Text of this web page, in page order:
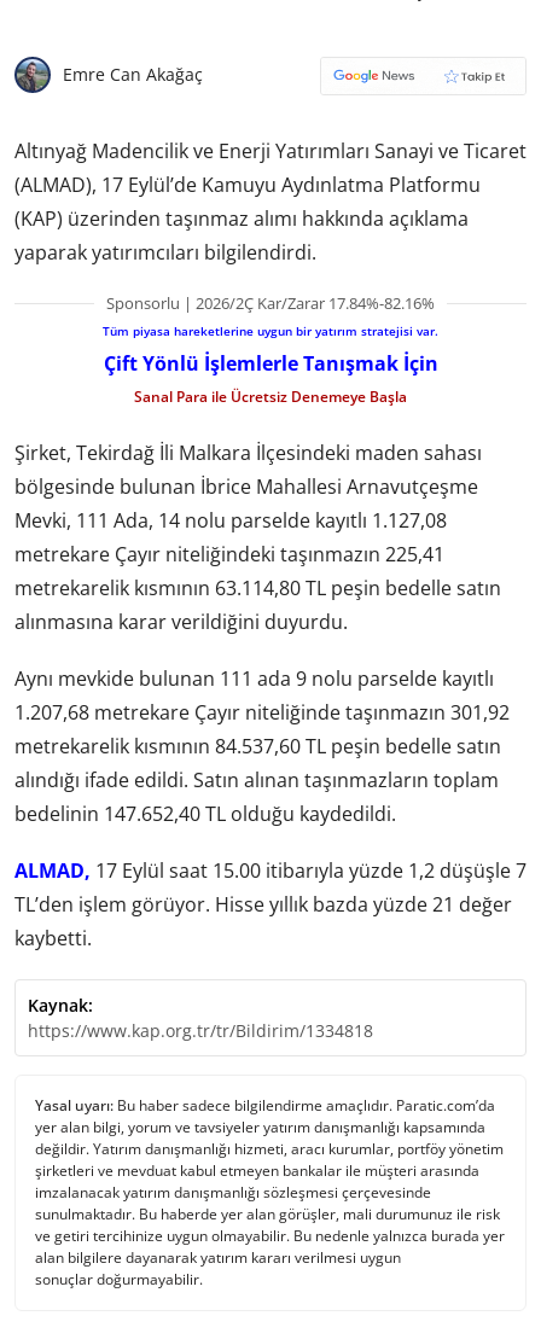
Emre Can Akağaç
Altınyağ Madencilik ve Enerji Yatırımları Sanayi ve Ticaret
(ALMAD), 17 Eylül’de Kamuyu Aydınlatma Platformu
(KAP) üzerinden taşınmaz alımı hakkında açıklama
yaparak yatırımcıları bilgilendirdi.
Sponsorlu | 2026/2Ç Kar/Zarar 17.84%-82.16%
Tüm piyasa hareketlerine uygun bir yatırım stratejisi var.
Çift Yönlü İşlemlerle Tanışmak İçin
Sanal Para ile Ücretsiz Denemeye Başla
Şirket, Tekirdağ İli Malkara İlçesindeki maden sahası
bölgesinde bulunan İbrice Mahallesi Arnavutçeşme
Mevki, 111 Ada, 14 nolu parselde kayıtlı 1.127,08
metrekare Çayır niteliğindeki taşınmazın 225,41
metrekarelik kısmının 63.114,80 TL peşin bedelle satın
alınmasına karar verildiğini duyurdu.
Aynı mevkide bulunan 111 ada 9 nolu parselde kayıtlı
1.207,68 metrekare Çayır niteliğinde taşınmazın 301,92
metrekarelik kısmının 84.537,60 TL peşin bedelle satın
alındığı ifade edildi. Satın alınan taşınmazların toplam
bedelinin 147.652,40 TL olduğu kaydedildi.
ALMAD, 17 Eylül saat 15.00 itibarıyla yüzde 1,2 düşüşle 7
TL’den işlem görüyor. Hisse yıllık bazda yüzde 21 değer
kaybetti.
Kaynak:
https://www.kap.org.tr/tr/Bildirim/1334818
Yasal uyarı: Bu haber sadece bilgilendirme amaçlıdır. Paratic.com’da
yer alan bilgi, yorum ve tavsiyeler yatırım danışmanlığı kapsamında
değildir. Yatırım danışmanlığı hizmeti, aracı kurumlar, portföy yönetim
şirketleri ve mevduat kabul etmeyen bankalar ile müşteri arasında
imzalanacak yatırım danışmanlığı sözleşmesi çerçevesinde
sunulmaktadır. Bu haberde yer alan görüşler, mali durumunuz ile risk
ve getiri tercihinize uygun olmayabilir. Bu nedenle yalnızca burada yer
alan bilgilere dayanarak yatırım kararı verilmesi uygun
sonuçlar doğurmayabilir.